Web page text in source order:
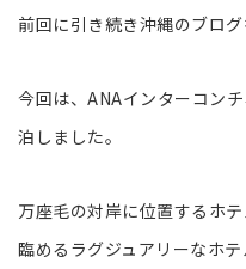
前回に引き続き沖縄のブロ
今回は、ANAインターコン
泊しました。
万座毛の対岸に位置するホ
臨めるラグジュアリーなホテ